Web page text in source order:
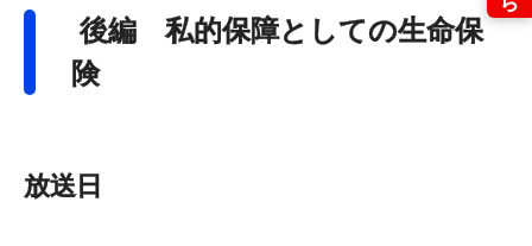
後編 私的保障としての生命保
険
放送日